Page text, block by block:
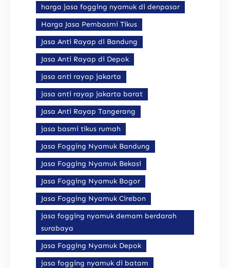
harga jasa fogging nyamuk di denpasar
Harga Jasa Pembasmi Tikus
Jasa Anti Rayap di Bandung
Jasa Anti Rayap di Depok
jasa anti rayap jakarta
jasa anti rayap jakarta barat
Jasa Anti Rayap Tangerang
jasa basmi tikus rumah
Jasa Fogging Nyamuk Bandung
Jasa Fogging Nyamuk Bekasi
Jasa Fogging Nyamuk Bogor
Jasa Fogging Nyamuk Cirebon
jasa fogging nyamuk demam berdarah
surabaya
Jasa Fogging Nyamuk Depok
jasa fogging nyamuk di batam